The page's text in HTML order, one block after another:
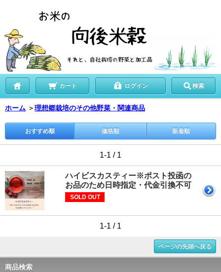
カート ログイン 検索
ホーム ＞理想郷栽培のその他野菜・関連商品
おすすめ順 価格順 新着順
1-1 / 1
ハイビスカスティー※ポスト投函の
お品のため日時指定・代金引換不可
SOLD OUT
1-1 / 1
ページの先頭へ戻る
商品検索